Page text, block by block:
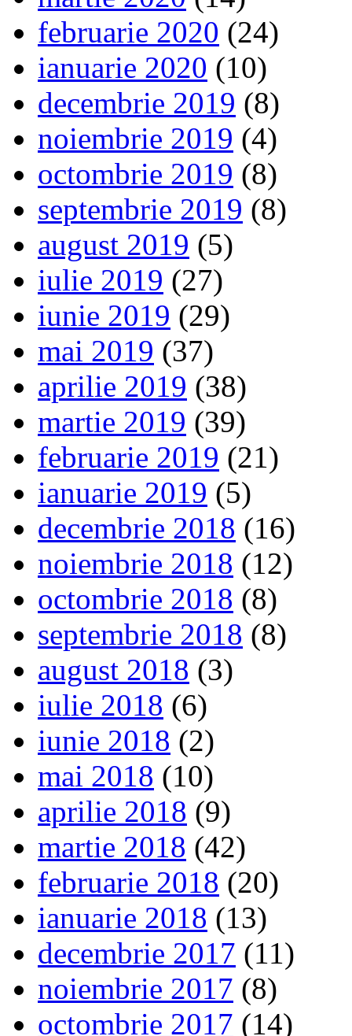
februarie 2020 (24)
ianuarie 2020 (10)
decembrie 2019 (8)
noiembrie 2019 (4)
octombrie 2019 (8)
septembrie 2019 (8)
august 2019 (5)
iulie 2019 (27)
iunie 2019 (29)
mai 2019 (37)
aprilie 2019 (38)
martie 2019 (39)
februarie 2019 (21)
ianuarie 2019 (5)
decembrie 2018 (16)
noiembrie 2018 (12)
octombrie 2018 (8)
septembrie 2018 (8)
august 2018 (3)
iulie 2018 (6)
iunie 2018 (2)
mai 2018 (10)
aprilie 2018 (9)
martie 2018 (42)
februarie 2018 (20)
ianuarie 2018 (13)
decembrie 2017 (11)
noiembrie 2017 (8)
octombrie 2017 (14)